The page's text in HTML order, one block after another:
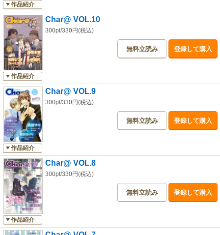
作品紹介
作品紹介
Char@ VOL.10
300pt/330円(税込)
無料立読み 登録して購入
作品紹介
Char@ VOL.9
300pt/330円(税込)
無料立読み 登録して購入
作品紹介
Char@ VOL.8
300pt/330円(税込)
無料立読み 登録して購入